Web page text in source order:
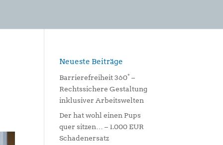
Neueste Beiträge
Barrierefreiheit 360° –
Rechtssichere Gestaltung
inklusiver Arbeitswelten
Der hat wohl einen Pups
quer sitzen… – 1.000 EUR
Schadenersatz